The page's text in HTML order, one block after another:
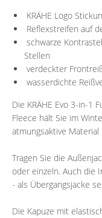
KRÄHE Logo
Reflexstreifen auf
schwarze
Stellen
verdeckter
wasserdichte
Die KRÄHE Evo 3-in-1
Fleece hält Sie im
atmungsaktive
Tragen Sie die
oder einzeln. Auch die
- als Übergangsjacke
Die Kapuze mit